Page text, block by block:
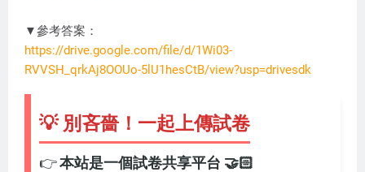
▼參考答案：
https://drive.google.com/file/d/1Wi03-
RVVSH_qrkAj8OOUo-5lU1hesCtB/view?usp=drivesdk
💡 別吝嗇！一起上傳試卷
本站是一個試卷共享平台 🤝🏻
👉